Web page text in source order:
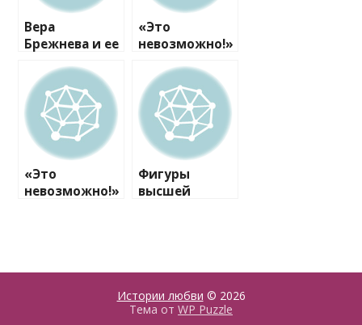
Вера
Брежнева и ее
дочь Соня
выглядят как
сестры-
двойняшки
«Это
невозможно!»
Брежнева в
восторге от
внешнего
вида своей
мамы
«Это
невозможно!»
вида своей
Фигуры
высшей
золотых
бикини
Истории любви © 2026
Тема от WP Puzzle